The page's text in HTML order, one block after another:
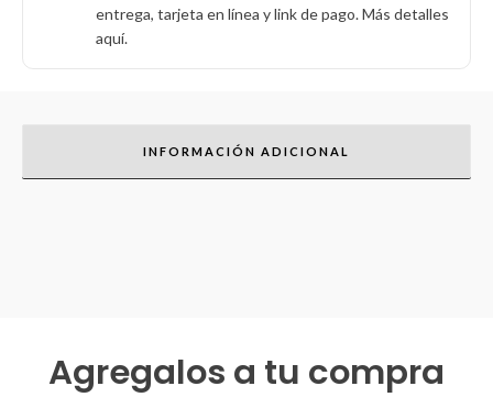
entrega, tarjeta en línea y link de pago. Más detalles
aquí.
INFORMACIÓN ADICIONAL
Agregalos a tu compra